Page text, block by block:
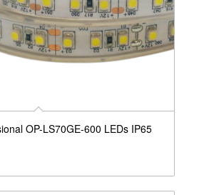
OP-LS70GE-600 LEDs IP65